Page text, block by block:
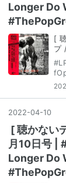
Longer Do
[
プ
#
2022-04-10
[ 聴かない
月10日号 |
Longer Do